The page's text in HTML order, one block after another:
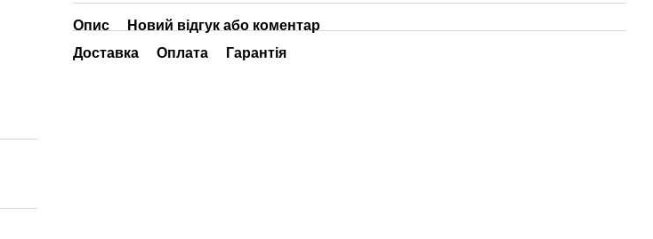
Опис
Новий відгук або коментар
Доставка
Оплата Гарантія